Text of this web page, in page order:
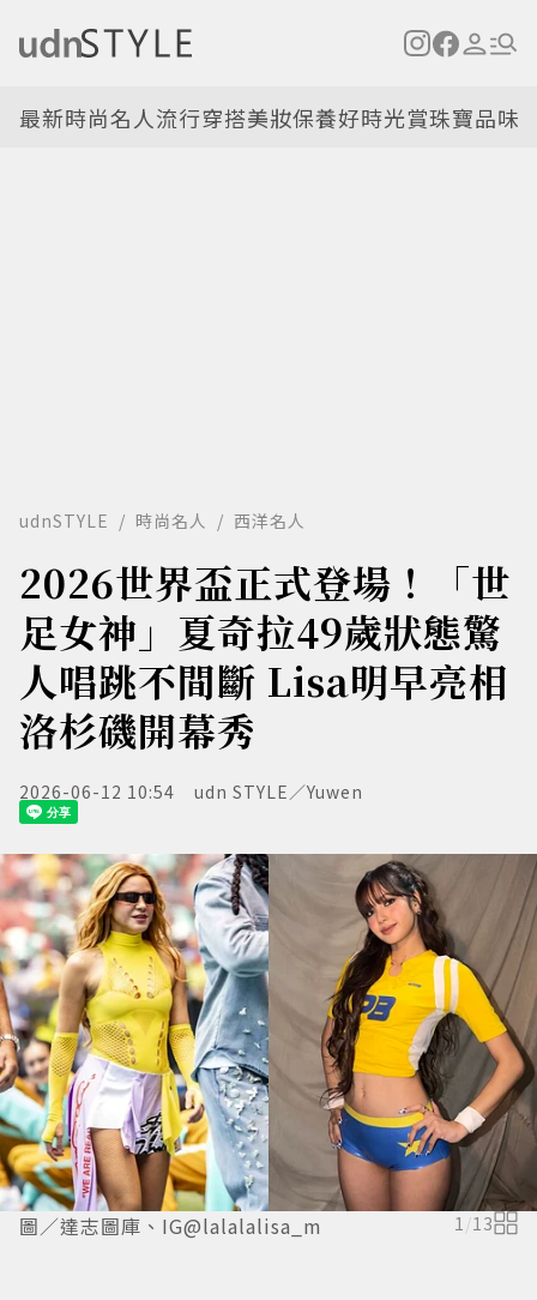
最新時尚名人流行穿搭美妝保養好時光賞珠寶品味
udnSTYLE 時尚名人 西洋名人
2026世界盃正式登場！「世
足女神」夏奇拉49歲狀態驚
人唱跳不間斷 Lisa明早亮相
洛杉磯開幕秀
2026-06-12 10:54 udn STYLE／Yuwen
圖／達志圖庫、IG@lalalalisa_m 1/13